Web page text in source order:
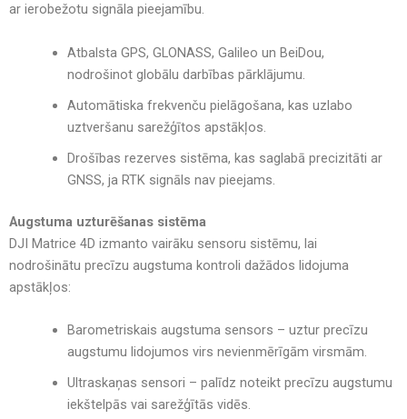
ar ierobežotu signāla pieejamību.
Atbalsta GPS, GLONASS, Galileo un BeiDou,
nodrošinot globālu darbības pārklājumu.
Automātiska frekvenču pielāgošana, kas uzlabo
uztveršanu sarežģītos apstākļos.
Drošības rezerves sistēma, kas saglabā precizitāti ar
GNSS, ja RTK signāls nav pieejams.
Augstuma uzturēšanas sistēma
DJI Matrice 4D izmanto vairāku sensoru sistēmu, lai
nodrošinātu precīzu augstuma kontroli dažādos lidojuma
apstākļos:
Barometriskais augstuma sensors – uztur precīzu
augstumu lidojumos virs nevienmērīgām virsmām.
Ultraskaņas sensori – palīdz noteikt precīzu augstumu
iekštelpās vai sarežģītās vidēs.